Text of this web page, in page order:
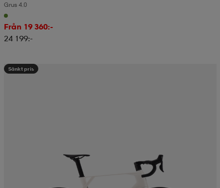
Grus 4.0
Från 19 360:-
24 199:-
Sänkt pris